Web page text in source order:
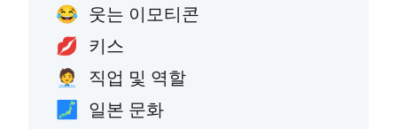
😂 웃는 이모티콘
💋 키스
🧑‍💼 직업 및 역할
🗾 일본 문화